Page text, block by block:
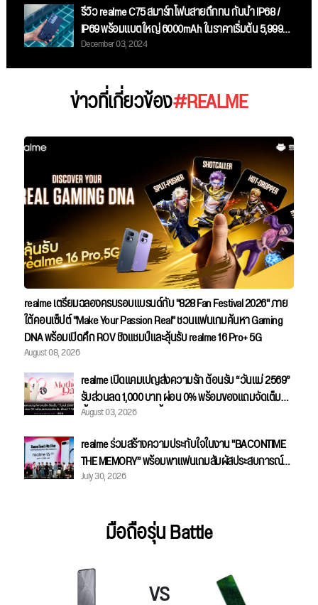
รีวิว realme C75 สมาร์ทโฟนสายถึกทน กันน้ำ IP68 /
IP69 พร้อมแบตใหญ่ 6000mAh ในราคาเริ่มต้น 5,999
บาท
December 03, 2024
ข่าวที่เกี่ยวข้อง#REALME
realme เตรียมฉลองครบรอบแบรนด์กับ "828 Fan Festival 2026" ภาย
ใต้คอนเซ็ปต์ "Make Your Passion Real" ชวนแฟนเกมค้นหา Gaming
DNA พร้อมเปิดศึก ROV ชิงแชมป์และลุ้นรับ realme 16 Pro+ 5G
August 08, 2026
realme เปิดแคมเปญส่งความรัก ต้อนรับ “วันแม่ 2569”
รับส่วนลด 1,000 บาท ผ่อน 0% พร้อมของแถมจัดเต็ม
ตั้งแต่ 1-14 สิงหาคมนี้
August 03, 2026
realme ร่วมสร้างความประทับใจในงาน "BACONTIME
THE MEMORY” พร้อมพาแฟนเกมสัมผัสประสบการณ์
Gaming Master อย่างใกล้ชิด
July 30, 2026
มือถือรุ่น Battle
VS